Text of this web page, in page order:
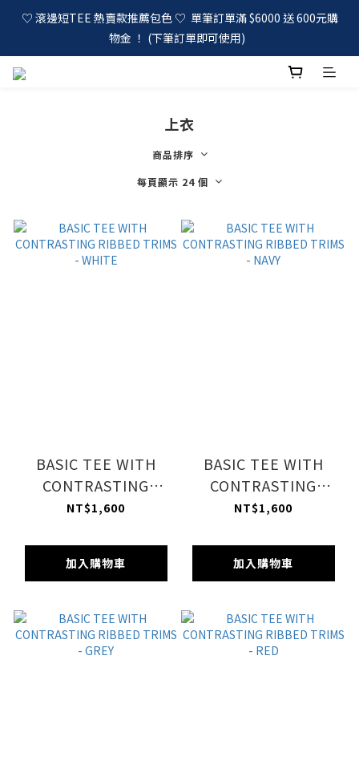
♡ 滾邊短TEE 熱賣款推薦包色 ♡  單筆訂單滿 $6000 送 600元購
物金 ！ (下筆訂單即可使用)
上衣
商品排序
每頁顯示 24 個
BASIC TEE WITH
CONTRASTING
RIBBED TRIMS -
NT$1,600
加入購物車
BASIC TEE WITH
CONTRASTING
RIBBED TRIMS -
NT$1,600
加入購物車